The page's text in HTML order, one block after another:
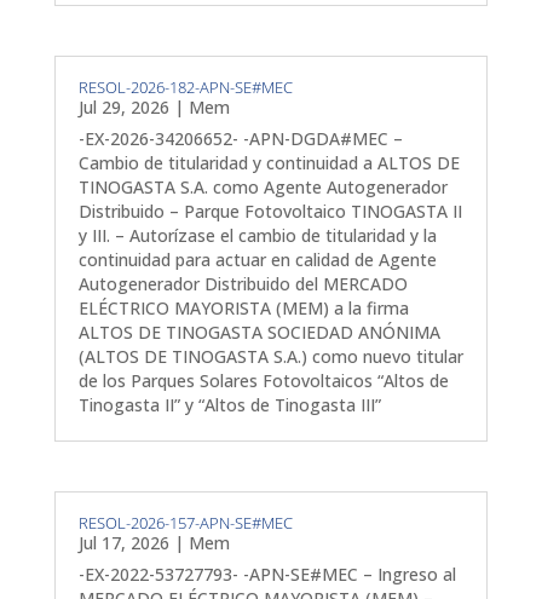
RESOL-2026-182-APN-SE#MEC
Jul 29, 2026 | Mem
-EX-2026-34206652- -APN-DGDA#MEC –
Cambio de titularidad y continuidad a ALTOS DE
TINOGASTA S.A. como Agente Autogenerador
Distribuido – Parque Fotovoltaico TINOGASTA II
y III. – Autorízase el cambio de titularidad y la
continuidad para actuar en calidad de Agente
Autogenerador Distribuido del MERCADO
ELÉCTRICO MAYORISTA (MEM) a la firma
ALTOS DE TINOGASTA SOCIEDAD ANÓNIMA
(ALTOS DE TINOGASTA S.A.) como nuevo titular
de los Parques Solares Fotovoltaicos “Altos de
Tinogasta II” y “Altos de Tinogasta III”
RESOL-2026-157-APN-SE#MEC
Jul 17, 2026 | Mem
-EX-2022-53727793- -APN-SE#MEC – Ingreso al